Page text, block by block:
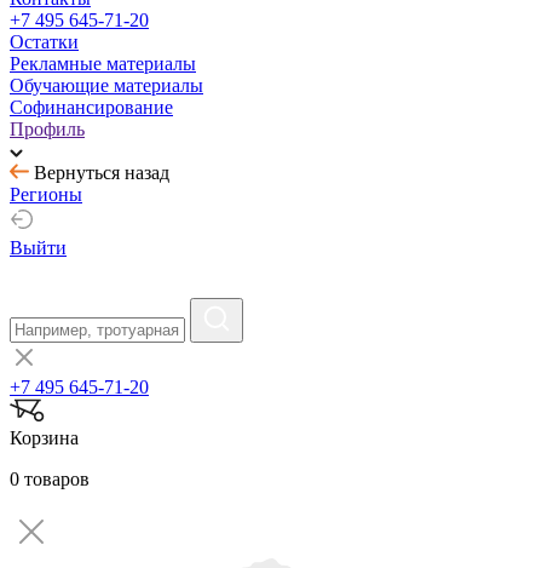
+7 495 645-71-20
Остатки
Рекламные материалы
Обучающие материалы
Софинансирование
Профиль
Вернуться назад
Регионы
Выйти
+7 495 645-71-20
Корзина
0 товаров